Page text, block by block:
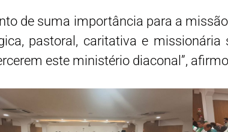
de suma importância para a
pastoral, caritativa e
este ministério diaconal”,